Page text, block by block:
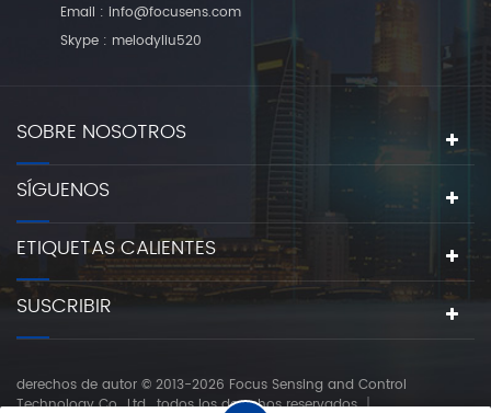
Email : info@focusens.com
Skype : melodyliu520
SOBRE NOSOTROS
SÍGUENOS
ETIQUETAS CALIENTES
SUSCRIBIR
derechos de autor © 2013-2026 Focus Sensing and Control
Technology Co., Ltd.. todos los derechos reservados.